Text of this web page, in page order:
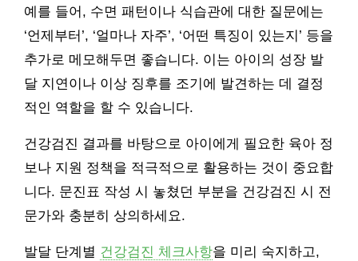
예를 들어, 수면 패턴이나 식습관에 대한 질문에는
‘언제부터’, ‘얼마나 자주’, ‘어떤 특징이 있는지’ 등을
추가로 메모해두면 좋습니다. 이는 아이의 성장 발
달 지연이나 이상 징후를 조기에 발견하는 데 결정
적인 역할을 할 수 있습니다.
건강검진 결과를 바탕으로 아이에게 필요한 육아 정
보나 지원 정책을 적극적으로 활용하는 것이 중요합
니다. 문진표 작성 시 놓쳤던 부분을 건강검진 시 전
문가와 충분히 상의하세요.
발달 단계별 건강검진 체크사항을 미리 숙지하고,